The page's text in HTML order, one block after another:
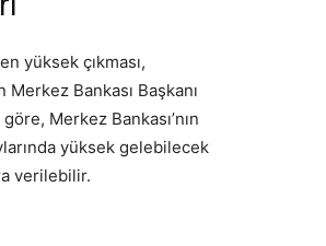
yüksek çıkması,
Bankası Başkanı
Merkez Bankası’nın
yüksek gelebilecek
verilebilir.